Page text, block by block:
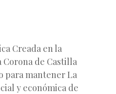
Creada en la
Corona de Castilla
para mantener La
y económica de